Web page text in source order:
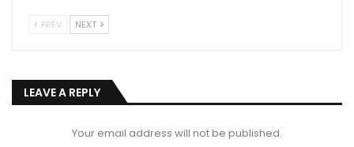
PREV NEXT
LEAVE A REPLY
Your email address will not be published.